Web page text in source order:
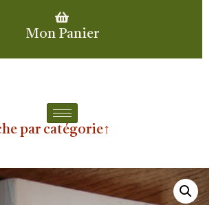
Mon Panier
par catégorie↑